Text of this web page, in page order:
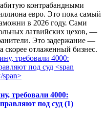
контрабандными
евро. Это пока самый
в 2026 году. Сами
латвийских цехов, —
Это задержание —
скорее отлаженный бизнес.
требовали 4000:
под суд (1)